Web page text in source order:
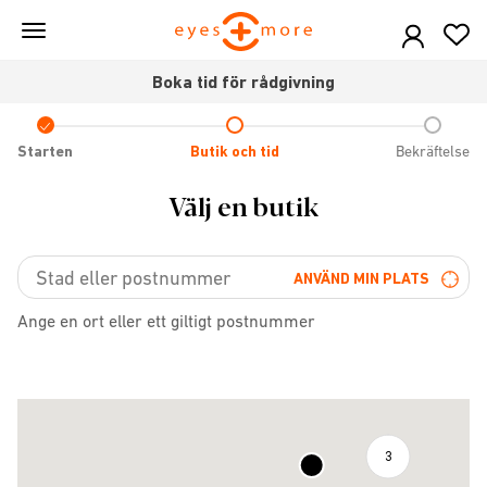
Skip
Boka tid för rådgivning
Check
icon
Starten Butik och tid Bekräftelse
Välj en butik
ANVÄND MIN PLATS
Ange en ort eller ett giltigt postnummer
3